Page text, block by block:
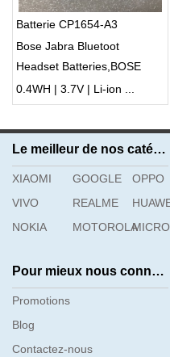
Batterie CP1654-A3
Bose Jabra Bluetoot
Headset Batteries,BOSE
SoundSport Wireless /
SoundSport Pulse Batteries
0.4WH | 3.7V | Li-ion ...
Le meilleur de nos catégories
XIAOMI GOOGLE
OPPO
VIVO
REALME
NOKIA
MOTOROLA
Pour mieux nous connaître
Promotions
Blog
Contactez-nous